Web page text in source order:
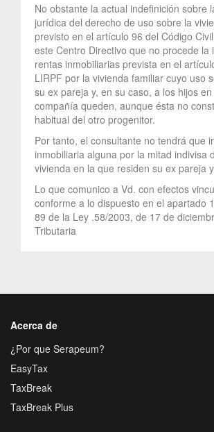
No obstante la actual indefinición sobre
jurídica del derecho de uso sobre la
previsto en el artículo 96 del Código
este Centro Directivo que no procede la
rentas inmobiliarias prevista en el
LIRPF por la vivienda familiar cuyo uso
su ex pareja y, en su caso, a los hijos en
compañía queden, aunque ésta no
habitual del otro progenitor.
Por tanto, el consultante no tendrá que
inmobiliaria alguna por la mitad indivisa
vivienda en la que residen su ex pareja
Lo que comunico a Vd. con efectos
conforme a lo dispuesto en el apartado
89 de la Ley .58/2003, de 17 de
Tributaria
Acerca de
¿Por que Serapeum?
EasyTax
TaxBreak
TaxBreak Plus